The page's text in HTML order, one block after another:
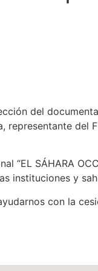
del
representante del
SÁHARA
instituciones y
con la